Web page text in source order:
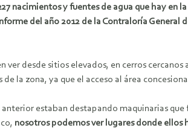
nacimientos y fuentes de agua que hay en
del año 2012 de la Contraloría General
ver desde sitios elevados, en cerros
la zona, ya que el acceso al área
anterior estaban destapando maquinarias
nosotros podemos ver lugares donde ellos